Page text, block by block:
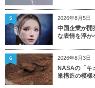
2026年8月5日
中国企業が開
な表情を浮か
5
2026年8月3日
NASAの「キ
巣構造の模様
6